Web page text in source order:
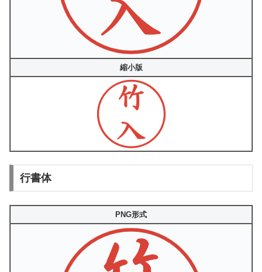
縮小版
行書体
PNG形式